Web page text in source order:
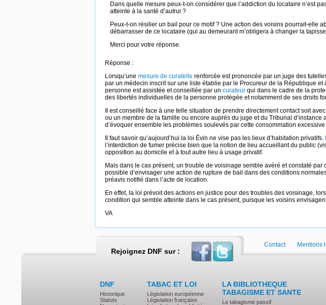
Dans quelle mesure peux-t-on considérer que l’addiction du locataire n’est
atteinte à la santé d’autrui ?
Peux-t-on résilier un bail pour ce motif ? Une action des voisins pourrait-elle
débarrasser de ce locataire (qui au demeurant m’obligera à changer la
Merci pour votre réponse.
Réponse :
Lorsqu’une mesure de curatelle renforcée est prononcée par un juge des
par un médecin inscrit sur une liste établie par le Procureur de la République et
personne est assistée et conseillée par un curateur qui dans le cadre de la
des libertés individuelles de la personne protégée et notamment de ses droits
Il est conseillé face à une telle situation de prendre directement contact soit
ou un membre de la famille ou encore auprès du juge et du Tribunal d’instance
d’évoquer ensemble les problèmes soulevés par cette consommation
Il faut savoir qu’aujourd’hui la loi Évin ne vise pas les lieux d’habitation privatifs.
l’interdiction de fumer précise bien que la notion de lieu accueillant du public
opposition au domicile et à tout autre lieu à usage privatif.
Mais dans le cas présent, un trouble de voisinage semble avéré et constaté
possible d’envisager une action de rupture de bail dans des conditions
préavis notifié dans l’acte de location.
En effet, la loi prévoit des actions en justice pour des troubles des voisinage,
condition qui semble atteinte dans le cas présent, puisque les voisins
VA
Rejoignez DNF sur :
DNF
Historique
Statuts
TABAC ET LOI
Législation européenne
Législation française
LA BIBLIOTHEQUE
TABAGISME ET SANTE
Le tabagisme passif
Contact Mentions